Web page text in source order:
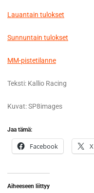
Lauantain tulokset
Sunnuntain tulokset
MM-pistetilanne
Teksti: Kallio Racing
Kuvat: SP8images
Jaa tämä:
Facebook X
Aiheeseen liittyy